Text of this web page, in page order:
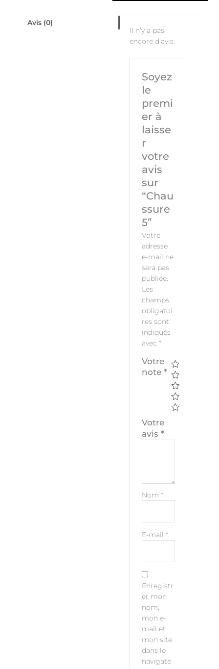
Avis (0)
Il n’y a pas
encore d’avis.
Soyez
le
premi
er à
laisse
r
votre
avis
sur
“Chau
ssure
5”
Votre
adresse
e-mail ne
sera pas
publiée.
Les
champs
obligatoi
res sont
indiqués
avec *
Votre
note *
Votre
avis *
Nom *
E-mail *
Enregistr
er mon
nom,
mon e-
mail et
mon site
dans le
navigate